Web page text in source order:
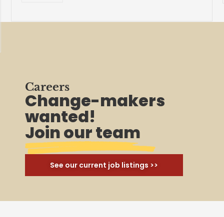
Careers
Change-makers
wanted!
Join our team
See our current job listings >>